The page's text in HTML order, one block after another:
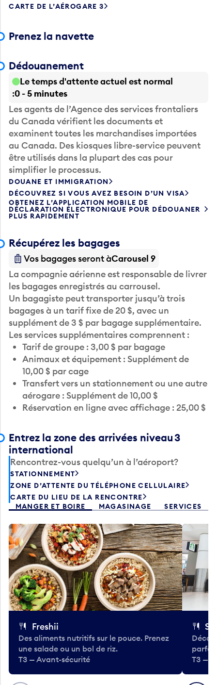
CARTE DE L’AÉROGARE 3
Prenez la navette
Dédouanement
Le temps d'attente actuel est normal
0 - 5 minutes
Les agents de l’Agence des services frontaliers
du Canada vérifient les documents et
examinent toutes les marchandises importées
au Canada. Des kiosques libre-service peuvent
être utilisés dans la plupart des cas pour
simplifier le processus.
DOUANE ET IMMIGRATION
DÉCOUVREZ SI VOUS AVEZ BESOIN D’UN VISA
OBTENEZ L’APPLICATION MOBILE DE
DÉCLARATION ÉLECTRONIQUE POUR DÉDOUANER
PLUS RAPIDEMENT
Récupérez les bagages
Vos bagages seront àCarousel 9
La compagnie aérienne est responsable de livrer
les bagages enregistrés au carrousel.
Un bagagiste peut transporter jusqu’à trois
bagages à un tarif fixe de 20 $, avec un
supplément de 3 $ par bagage supplémentaire.
Les services supplémentaires comprennent :
Tarif de groupe : 3,00 $ par bagage
Animaux et équipement : Supplément de
10,00 $ par cage
Transfert vers un stationnement ou une autre
aérogare : Supplément de 10,00 $
Réservation en ligne avec affichage : 25,00 $
Entrez la zone des arrivées niveau 3
international
Rencontrez-vous quelqu’un à l’aéroport?
STATIONNEMENT
ZONE D’ATTENTE DU TÉLÉPHONE CELLULAIRE
CARTE DU LIEU DE LA RENCONTRE
MANGER ET BOIRE
MAGASINAGE SERVICES
Freshii
Des aliments nutritifs sur le pouce. Prenez
une salade ou un bol de riz.
T3 — Avant-sécurité
T3 —